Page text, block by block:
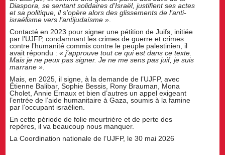
Diaspora, se sentant solidaires d’Israël, justifient ses actes
et sa politique, il s’opère alors des glissements de l’anti-
israélisme vers l’antijudaïsme »
Contacté en 2023 pour signer une pétition de Juifs, initiée
par l’UJFP, condamnant les crimes de guerre et crimes
contre l’humanité commis contre le peuple palestinien, il
avait répondu :« j’approuve tout ce qui est dans ce texte.
Mais je ne peux pas signer. Je ne me sens pas juif, je suis
marrane »
Mais, en 2025, il signe, à la demande de l’UJFP, avec
Étienne Balibar, Sophie Bessis, Rony Brauman, Mona
Cholet, Annie Ernaux et bien d’autres un appel exigeant
l’entrée de l’aide humanitaire à Gaza, soumis à la famine
par l’occupant israélien.
En cette période de folie meurtrière et de perte des
repères, il va beaucoup nous manquer.
La Coordination nationale de l’UJFP, le 30 mai 2026